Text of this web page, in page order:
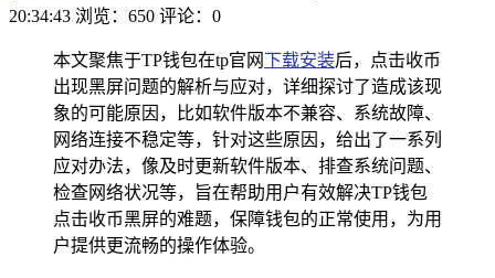
20:34:43 浏览：650 评论：0
本文聚焦于TP钱包在tp官网下载安装后，点击收币
出现黑屏问题的解析与应对，详细探讨了造成该现
象的可能原因，比如软件版本不兼容、系统故障、
网络连接不稳定等，针对这些原因，给出了一系列
应对办法，像及时更新软件版本、排查系统问题、
检查网络状况等，旨在帮助用户有效解决TP钱包
点击收币黑屏的难题，保障钱包的正常使用，为用
户提供更流畅的操作体验。